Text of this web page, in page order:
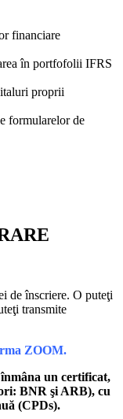
financiare
în portfofolii IFRS
proprii
formularelor de
de înscriere. O puteţi
transmite
ZOOM.
un certificat,
BNR şi ARB), cu
(CPDs).